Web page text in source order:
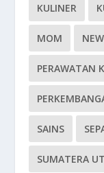
KULINER
MOM
PERAWATAN
SAINS
SUMATERA